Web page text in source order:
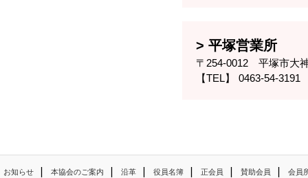
平塚営業所
〒254-0012 平塚市大
0463-54-3191
お知らせ | 本協会のご案内 | 沿革 | 役員名簿 | 正会員 | 賛助会員 | 会員